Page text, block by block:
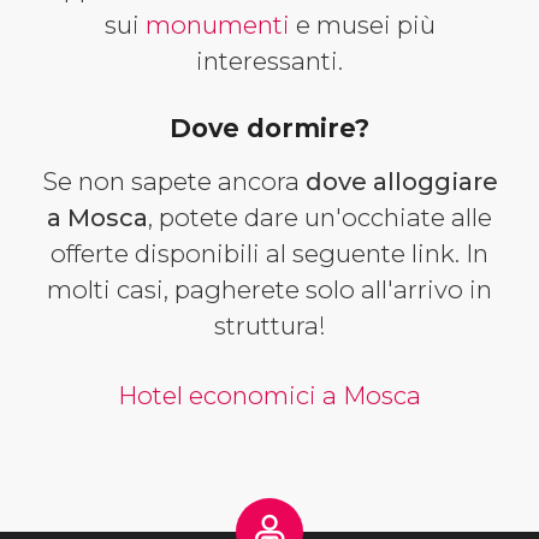
sui monumenti e musei più
interessanti.
Dove dormire?
Se non sapete ancora dove alloggiare
a Mosca, potete dare un'occhiate alle
offerte disponibili al seguente link. In
molti casi, pagherete solo all'arrivo in
struttura!
Hotel economici a Mosca